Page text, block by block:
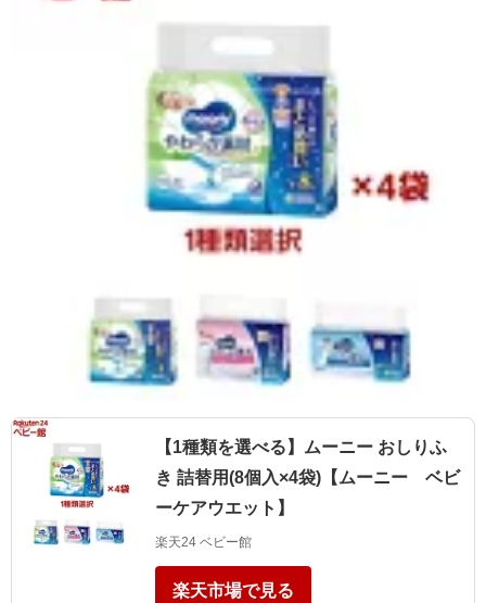
【1種類を選べる】ムーニー おしりふ
き 詰替用(8個入×4袋)【ムーニー ベビ
ーケアウエット】
楽天24 ベビー館
楽天市場で見る